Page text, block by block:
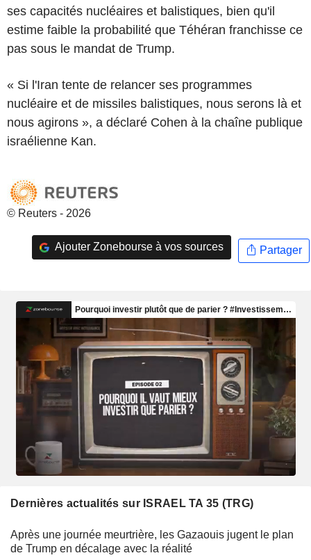
ses capacités nucléaires et balistiques, bien qu'il
estime faible la probabilité que Téhéran franchisse ce
pas sous le mandat de Trump.
« Si l'Iran tente de relancer ses programmes
nucléaire et de missiles balistiques, nous serons là et
nous agirons », a déclaré Cohen à la chaîne publique
israélienne Kan.
© Reuters - 2026
Ajouter Zonebourse à vos sources Partager
Dernières actualités sur ISRAEL TA 35 (TRG)
Après une journée meurtrière, les Gazaouis jugent le plan
de Trump en décalage avec la réalité